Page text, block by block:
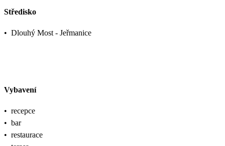
Středisko
• Dlouhý Most - Jeřmanice
Vybavení
• recepce
• bar
• restaurace